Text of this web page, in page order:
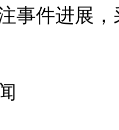
事件进展